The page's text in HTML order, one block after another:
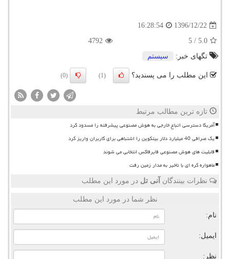
1396/12/22
16:28:54
5.0
/
5
4792
تگهای خبر:
سیستم
این مطلب را می پسندید؟ (1)
(0)
تازه ترین مطالب مرتبط
آمریکا دسترسی اتباع خارجی به هوش مصنوعی پیشرفته را مسدود کرد
یک صرافی 40 میلیارد دلار بیتکوین را اشتباهی برای کاربران واریز کرد
قابلیت های هوش مصنوعی فایرفاکس انتخابی می شوند
ماهواره کره ای با تاخیر به مدار زمین رفت
نظرات بینندگان آنی تل در مورد این مطلب
نظر شما در مورد این مطلب
نام:
ایمیل:
نظر: